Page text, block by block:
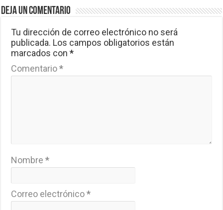
Deja un comentario
Tu dirección de correo electrónico no será
publicada. Los campos obligatorios están
marcados con*
Comentario*
Nombre*
Correo electrónico*